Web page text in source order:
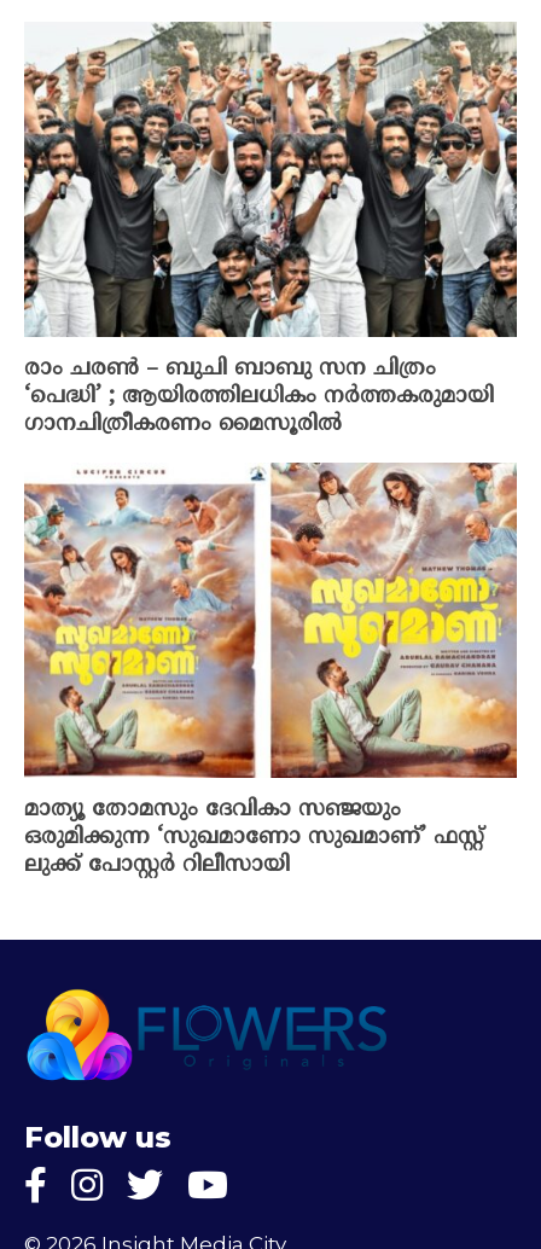
രാം ചരൺ – ബുചി ബാബു സന ചിത്രം
‘പെദ്ധി’ ; ആയിരത്തിലധികം നർത്തകരുമായി
ഗാനചിത്രീകരണം മൈസൂരിൽ
മാത്യൂ തോമസും ദേവികാ സഞ്ജയും
ഒരുമിക്കുന്ന ‘സുഖമാണോ സുഖമാണ്’ ഫസ്റ്റ്
ലുക്ക് പോസ്റ്റർ റിലീസായി
Follow us